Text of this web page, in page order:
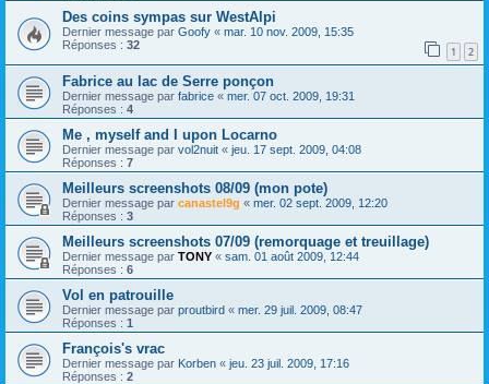
Des coins sympas sur WestAlpi
Dernier message par Goofy « mar. 10 nov. 2009, 15:35
Réponses : 32 1 2
Fabrice au lac de Serre ponçon
Dernier message par fabrice « mer. 07 oct. 2009, 19:31
Réponses : 4
Me , myself and I upon Locarno
Dernier message par vol2nuit « jeu. 17 sept. 2009, 04:08
Réponses : 7
Meilleurs screenshots 08/09 (mon pote)
Dernier message par canastel9g « mer. 02 sept. 2009, 12:20
Réponses : 3
Meilleurs screenshots 07/09 (remorquage et treuillage)
Dernier message par TONY « sam. 01 août 2009, 12:44
Réponses : 6
Vol en patrouille
Dernier message par proutbird « mer. 29 juil. 2009, 08:47
Réponses : 1
François's vrac
Dernier message par Korben « jeu. 23 juil. 2009, 17:16
Réponses : 2